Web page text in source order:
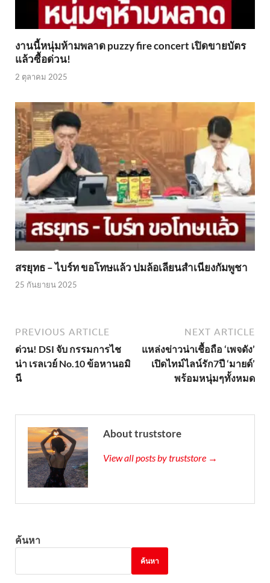
งานนี้หนุ่มห้ามพลาด puzzy fire concert เปิดขายบัตร
แล้วซื้อด่วน!
2 ตุลาคม 2025
สรยุทธ – ไบร์ท ขอโทษแล้ว ปมล้อเลียนสำเนียงกัมพูชา
25 กันยายน 2025
PREVIOUS ARTICLE
ด่วน! DSI จับ กรรมการไช
น่า เรลเวย์ No.10 ข้อหานอมิ
นี
NEXT ARTICLE
แหล่งข่าวน่าเชื้อถือ ‘เพจดัง’
เปิดไทม์ไลน์รัก7ปี ‘มายด์’
พร้อมหนุ่มๆทั้งหมด
About truststore
View all posts by truststore →
ค้นหา
ค้นหา